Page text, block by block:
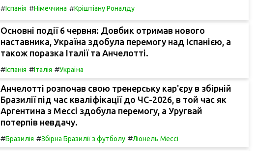
#Іспанія #Німеччина #Кріштіану Роналду
Основні події 6 червня: Довбик отримав нового
наставника, Україна здобула перемогу над Іспанією, а
також поразка Італії та Анчелотті.
#Іспанія #Італія #Україна
Анчелотті розпочав свою тренерську кар'єру в збірній
Бразилії під час кваліфікації до ЧС-2026, в той час як
Аргентина з Мессі здобула перемогу, а Уругвай
потерпів невдачу.
#Бразилія #Збірна Бразилії з футболу #Ліонель Мессі